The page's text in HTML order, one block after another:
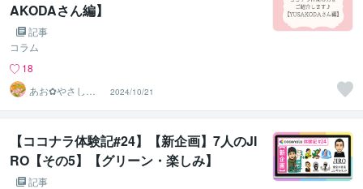
AKODAさん編】
記事
コラム
18
あお✿やさしく
寄り添います
2024/10/21
【ココナラ体験記#24】【新企画】7人のJI
RO【その5】【グリーン・楽しみ】
記事